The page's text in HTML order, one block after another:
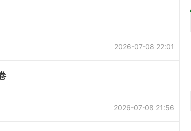
2026-07-08 22:01
2026-07-08 21:56